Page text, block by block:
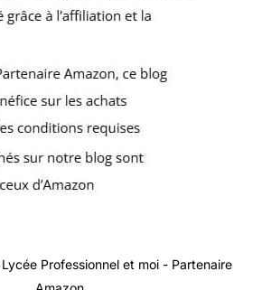
Professionnel et moi - Partenaire